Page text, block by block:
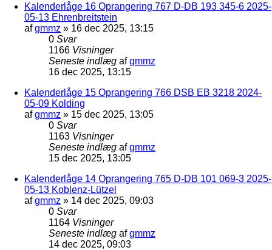
Kalenderlåge 16 Oprangering 767 D-DB 193 345-6 2025-
05-13 Ehrenbreitstein
afgmmz » 16 dec 2025, 13:15
0 Svar
1166 Visninger
Seneste indlæg afgmmz
16 dec 2025, 13:15
Kalenderlåge 15 Oprangering 766 DSB EB 3218 2024-
05-09 Kolding
afgmmz » 15 dec 2025, 13:05
0 Svar
1163 Visninger
Seneste indlæg afgmmz
15 dec 2025, 13:05
Kalenderlåge 14 Oprangering 765 D-DB 101 069-3 2025-
05-13 Koblenz-Lützel
afgmmz » 14 dec 2025, 09:03
0 Svar
1164 Visninger
Seneste indlæg afgmmz
14 dec 2025, 09:03